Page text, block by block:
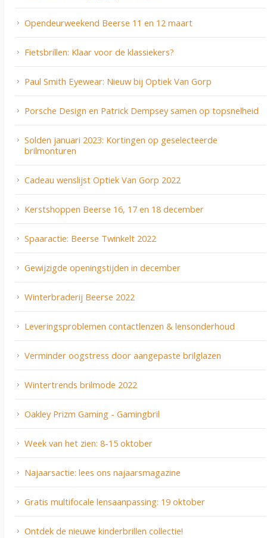
Opendeurweekend Beerse 11 en 12 maart
Fietsbrillen: Klaar voor de klassiekers?
Paul Smith Eyewear: Nieuw bij Optiek Van Gorp
Porsche Design en Patrick Dempsey samen op topsnelheid
Solden januari 2023: Kortingen op geselecteerde
brilmonturen
Cadeau wenslijst Optiek Van Gorp 2022
Kerstshoppen Beerse 16, 17 en 18 december
Spaaractie: Beerse Twinkelt 2022
Gewijzigde openingstijden in december
Winterbraderij Beerse 2022
Leveringsproblemen contactlenzen & lensonderhoud
Verminder oogstress door aangepaste brilglazen
Wintertrends brilmode 2022
Oakley Prizm Gaming - Gamingbril
Week van het zien: 8-15 oktober
Najaarsactie: lees ons najaarsmagazine
Gratis multifocale lensaanpassing: 19 oktober
Ontdek de nieuwe kinderbrillen collectie!